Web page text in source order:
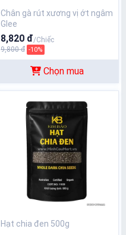
Chân gà rút xương vị ớt ngâm
Glee
8,820 đ/Chiếc
9,800 đ -10%
Chọn mua
Hạt chia đen 500g